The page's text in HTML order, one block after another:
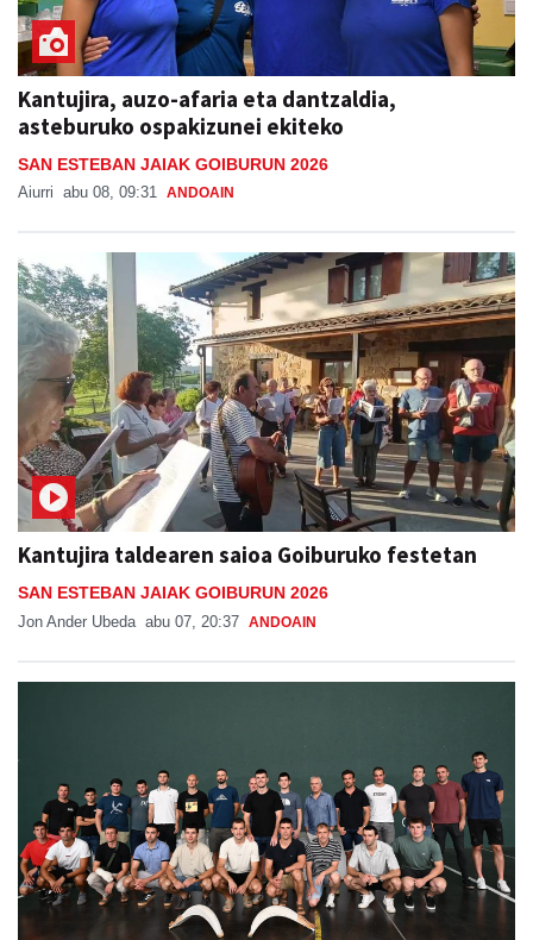
Kantujira, auzo-afaria eta dantzaldia,
asteburuko ospakizunei ekiteko
SAN ESTEBAN JAIAK GOIBURUN 2026
Aiurri abu 08, 09:31 ANDOAIN
Kantujira taldearen saioa Goiburuko festetan
SAN ESTEBAN JAIAK GOIBURUN 2026
Jon Ander Ubeda abu 07, 20:37 ANDOAIN